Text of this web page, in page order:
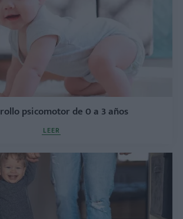
psicomotor de 0 a 3 años
LEER